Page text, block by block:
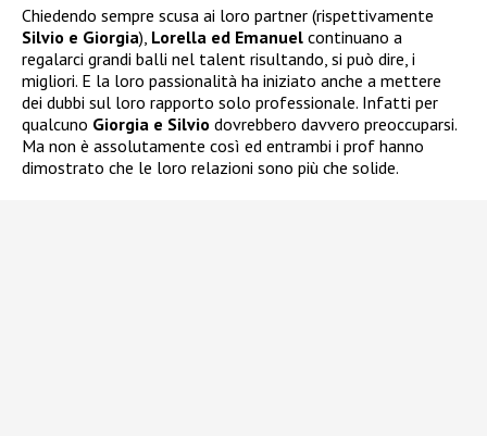
Chiedendo sempre scusa ai loro partner (rispettivamente
Silvio e Giorgia), Lorella ed Emanuel continuano a
regalarci grandi balli nel talent risultando, si può dire, i
migliori. E la loro passionalità ha iniziato anche a mettere
dei dubbi sul loro rapporto solo professionale. Infatti per
qualcuno Giorgia e Silvio dovrebbero davvero preoccuparsi.
Ma non è assolutamente così ed entrambi i prof hanno
dimostrato che le loro relazioni sono più che solide.